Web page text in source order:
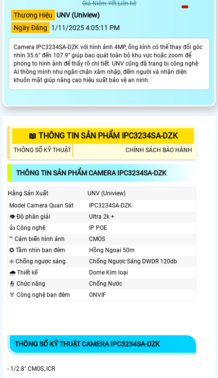
Giá Niêm Yết:Liên hệ
Thương Hiệu
UNV (Uniview)
Ngày Đăng
1/11/2025 4:05:11 PM
Camera IPC3234SA-DZK với hình ảnh 4MP, ống kính có thể thay đổi góc
nhìn 35.6° đến 107.9° giúp bao quát toàn bộ khu vực hoặc zoom để
phóng to hình ảnh để thấy rõ chi tiết. UNV cũng đã trang bị công nghệ
AI thông minh như ngăn chặn xâm nhập, đếm người và nhận diện
khuôn mặt giúp nâng cao hiệu suất bảo vệ an ninh.
📖 THÔNG TIN SẢN PHẨM IPC3234SA-DZK
THÔNG SỐ KỸ THUẬT CHÍNH SÁCH BẢO HÀNH
THÔNG TIN SẢN PHẨM CAMERA IPC3234SA-DZK
Hãng Sản Xuất
UNV (Uniview)
Model Camera Quan Sát
IPC3234SA-DZK
👁 Độ phân giải
Ultra 2k +
👍 Công nghệ
IP POE
™️ Cảm biến hình ảnh
CMOS
✪ Tầm nhìn ban đêm
Hồng Ngoại 50m
❇️ Chống ngược sáng
Chống Ngược Sáng DWDR 120db
🌧️ Thiết kế
Dome Kim loại
👮 Chức năng
Chống Nước
️🏅️ Công nghệ ban đêm
ONVIF
THÔNG SỐ KỸ THUẬT CAMERA IPC3234SA-DZK
- 1/2.8" CMOS, ICR